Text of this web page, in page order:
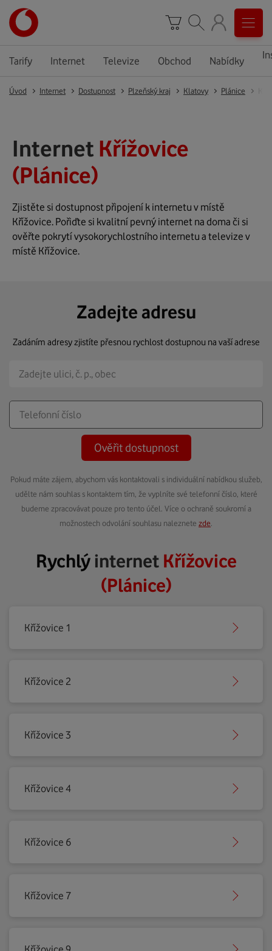
Tarify Internet Televize Obchod Nabídky
Úvod Internet Dostupnost Plzeňský kraj Klatovy Plánice
Internet Křížovice
(Plánice)
Zjistěte si dostupnost připojení k internetu v místě
Křížovice. Pořiďte si kvalitní pevný internet na doma či si
ověřte pokrytí vysokorychlostního internetu a televize v
místě Křížovice.
Zadejte adresu
Zadáním adresy zjistíte přesnou rychlost dostupnou na vaší adrese
Ověřit dostupnost
Pokud máte zájem, abychom vás kontaktovali s individuální nabídkou služeb,
udělte nám souhlas s kontaktem tím, že vyplníte své telefonní číslo, které
budeme zpracovávat pouze pro tento účel. Více o ochraně soukromí a
možnostech odvolání souhlasu naleznete zde
Rychlýinternet Křížovice
(Plánice)
Křížovice 1
Křížovice 2
Křížovice 3
Křížovice 4
Křížovice 6
Křížovice 7